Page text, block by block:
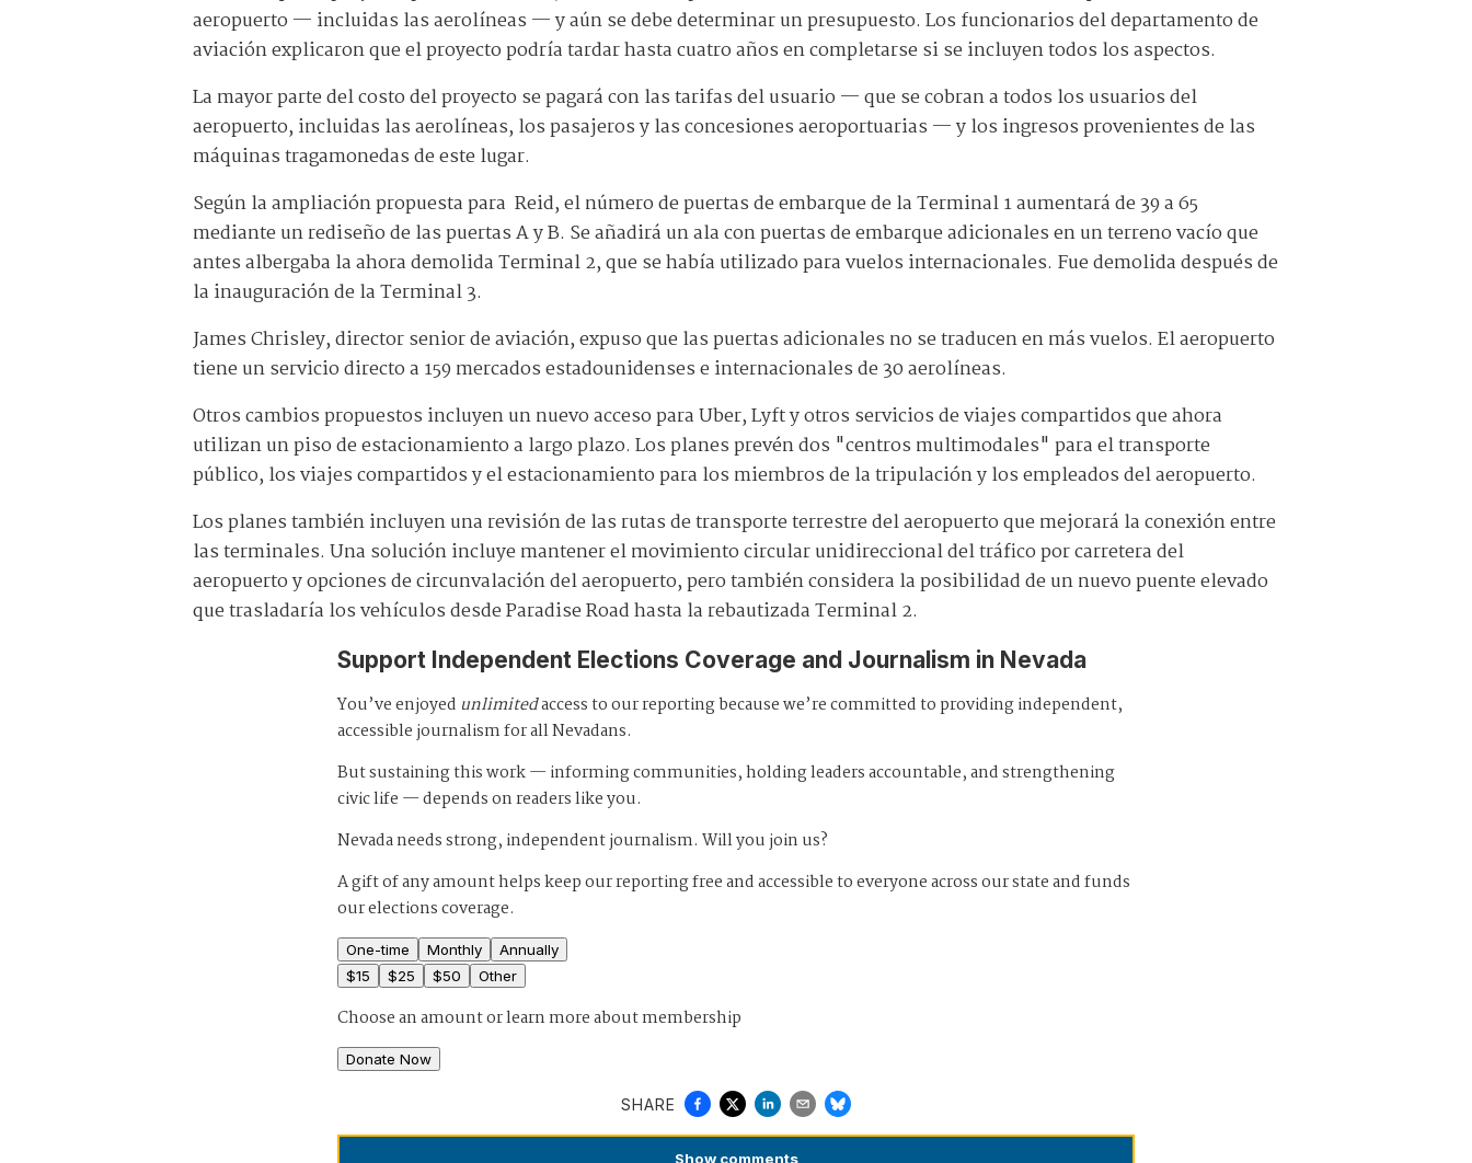
aeropuerto — incluidas las aerolíneas — y aún se debe determinar un presupuesto. Los funcionarios del departamento de
aviación explicaron que el proyecto podría tardar hasta cuatro años en completarse si se incluyen todos los aspectos.
La mayor parte del costo del proyecto se pagará con las tarifas del usuario — que se cobran a todos los usuarios del
aeropuerto, incluidas las aerolíneas, los pasajeros y las concesiones aeroportuarias — y los ingresos provenientes de las
máquinas tragamonedas de este lugar.
Según la ampliación propuesta para Reid, el número de puertas de embarque de la Terminal 1 aumentará de 39 a 65
mediante un rediseño de las puertas A y B. Se añadirá un ala con puertas de embarque adicionales en un terreno vacío que
antes albergaba la ahora demolida Terminal 2, que se había utilizado para vuelos internacionales. Fue demolida después de
la inauguración de la Terminal 3.
James Chrisley, director senior de aviación, expuso que las puertas adicionales no se traducen en más vuelos. El aeropuerto
tiene un servicio directo a 159 mercados estadounidenses e internacionales de 30 aerolíneas.
Otros cambios propuestos incluyen un nuevo acceso para Uber, Lyft y otros servicios de viajes compartidos que ahora
utilizan un piso de estacionamiento a largo plazo. Los planes prevén dos "centros multimodales" para el transporte
público, los viajes compartidos y el estacionamiento para los miembros de la tripulación y los empleados del aeropuerto.
Los planes también incluyen una revisión de las rutas de transporte terrestre del aeropuerto que mejorará la conexión entre
las terminales. Una solución incluye mantener el movimiento circular unidireccional del tráfico por carretera del
aeropuerto y opciones de circunvalación del aeropuerto, pero también considera la posibilidad de un nuevo puente elevado
que trasladaría los vehículos desde Paradise Road hasta la rebautizada Terminal 2.
Support Independent Elections Coverage and Journalism in Nevada
You’ve enjoyed unlimitedaccess to our reporting because we’re committed to providing independent,
accessible journalism for all Nevadans.
But sustaining this work — informing communities, holding leaders accountable, and strengthening
civic life — depends on readers like you.
Nevada needs strong, independent journalism. Will you join us?
A gift of any amount helps keep our reporting free and accessible to everyone across our state and funds
our elections coverage.
One-time Monthly
Annually
$15 $25 $50 Other
Choose an amount orlearn more about membership
Donate Now
SHARE
Show comments